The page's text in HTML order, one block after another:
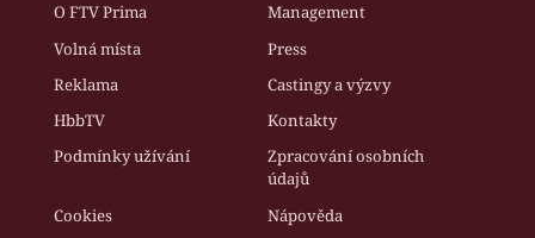
O FTV Prima
Management
Volná místa
Press
Reklama
Castingy a výzvy
HbbTV
Kontakty
Podmínky užívání
Zpracování osobních
údajů
Cookies
Nápověda